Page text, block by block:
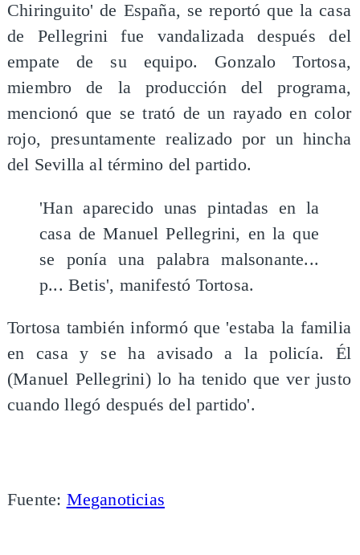
Chiringuito' de España, se reportó que la casa
de Pellegrini fue vandalizada después del
empate de su equipo. Gonzalo Tortosa,
miembro de la producción del programa,
mencionó que se trató de un rayado en color
rojo, presuntamente realizado por un hincha
del Sevilla al término del partido.
'Han aparecido unas pintadas en la
casa de Manuel Pellegrini, en la que
se ponía una palabra malsonante...
p... Betis', manifestó Tortosa.
Tortosa también informó que 'estaba la familia
en casa y se ha avisado a la policía. Él
(Manuel Pellegrini) lo ha tenido que ver justo
cuando llegó después del partido'.
Fuente: Meganoticias